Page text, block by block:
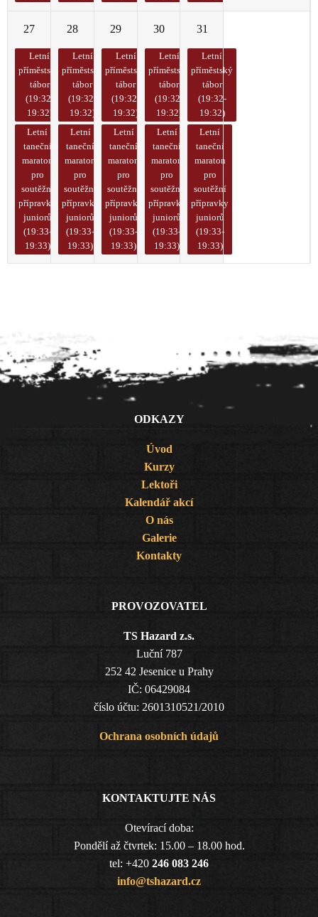
27
Letní
příměstský
tábor
(19:32-
19:32)
Letní
taneční
maraton
pro
soutěžní
přípravky
juniorů
(19:33-
19:33)
28
Letní
příměstský
tábor
(19:32-
19:32)
Letní
taneční
maraton
pro
soutěžní
přípravky
juniorů
(19:33-
19:33)
29
Letní
příměstský
tábor
(19:32-
19:32)
Letní
taneční
maraton
pro
soutěžní
přípravky
juniorů
(19:33-
19:33)
30
Letní
příměstský
tábor
(19:32-
19:32)
Letní
taneční
maraton
pro
soutěžní
přípravky
juniorů
(19:33-
19:33)
31
Letní
příměstský
tábor
(19:32-
19:32)
Letní
taneční
maraton
pro
soutěžní
přípravky
juniorů
(19:33-
19:33)
ODKAZY
Úvod
Kurzy
Lektoři
Kalendář akcí
O nás
Galerie
Kontakty
PROVOZOVATEL
TS Hazard z.s.
Luční 787
252 42 Jesenice u Prahy
IČ: 06429084
číslo účtu: 2601310521/2010
Ochrana osobních údajů
KONTAKTUJTE NÁS
Otevírací doba:
Pondělí až čtvrtek: 15.00 – 18.00 hod.
tel: +420 246 083 246
info@tshazard.cz